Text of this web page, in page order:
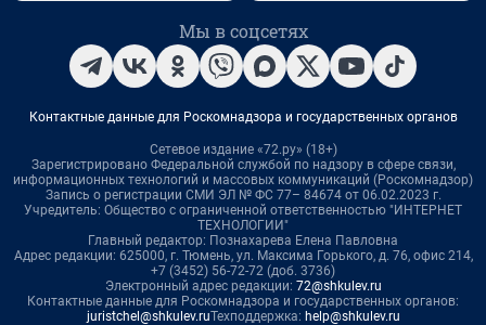
Мы в соцсетях
Контактные данные для Роскомнадзора и государственных органов
Сетевое издание «72.ру» (18+)
Зарегистрировано Федеральной службой по надзору в сфере связи,
информационных технологий и массовых коммуникаций (Роскомнадзор)
Запись о регистрации СМИ ЭЛ № ФС 77– 84674 от 06.02.2023 г.
Учредитель: Общество с ограниченной ответственностью "ИНТЕРНЕТ
ТЕХНОЛОГИИ"
Главный редактор: Познахарева Елена Павловна
Адрес редакции: 625000, г. Тюмень, ул. Максима Горького, д. 76, офис 214,
+7 (3452) 56-72-72 (доб. 3736)
Электронный адрес редакции: 72@shkulev.ru
Контактные данные для Роскомнадзора и государственных органов:
juristchel@shkulev.ruТехподдержка: help@shkulev.ru